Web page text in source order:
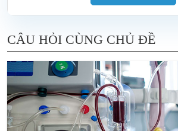
CÂU HỎI CÙNG CHỦ ĐỀ